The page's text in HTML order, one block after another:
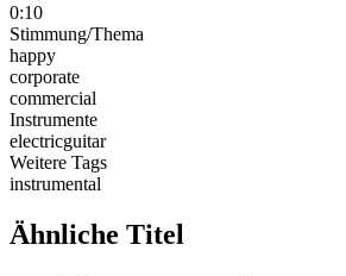
0:10
Stimmung/Thema
happy
corporate
commercial
Instrumente
electricguitar
Weitere Tags
instrumental
Ähnliche Titel